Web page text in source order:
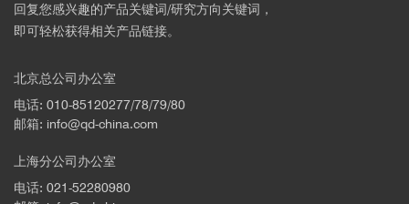
回复您感兴趣的产品关键词/研究方向关键词，
即可轻松获得相关产品链接。
北京总公司办公室
电话: 010-85120277/78/79/80
邮箱: info@qd-china.com
上海分公司办公室
电话: 021-52280980